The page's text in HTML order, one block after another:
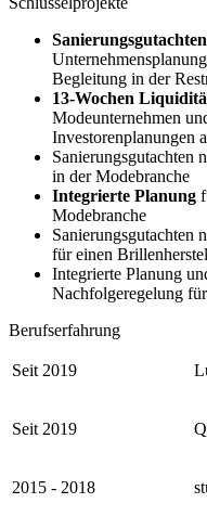
Sanierungsgutachten
Begleitung in der
13-Wochen
Modeunternehmen
Investorenplanungen
Sanierungsgutachten
in der Modebranche
Integrierte Planung
Modebranche
Sanierungsgutachten
für einen
Integrierte Planung
Nachfolgeregelung
Berufserfahrung
Seit 2019
Seit 2019
2015 - 2018